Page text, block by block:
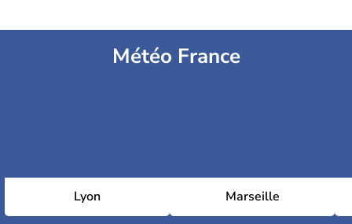
Météo France
Lyon Marseille